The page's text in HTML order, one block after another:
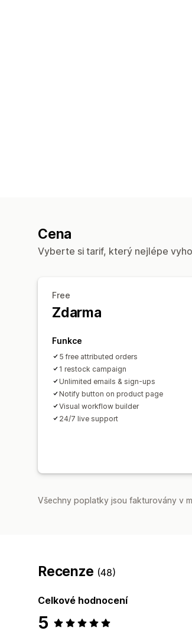
Cena
Vyberte si tarif, který nejlépe
Free
Zdarma
Funkce
5 free attributed orders
1 restock campaign
Unlimited emails & sign-ups
Notify button on product page
Visual workflow builder
24/7 live support
Všechny poplatky jsou fakturovány v
Recenze (48)
Celkové hodnocení
5